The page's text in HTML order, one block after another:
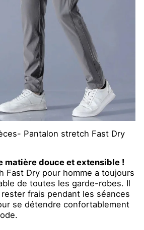
Pantalon stretch Fast Dry
matière douce et extensible !
Fast Dry pour homme a toujours
de toutes les garde-robes. Il
frais pendant les séances
se détendre confortablement